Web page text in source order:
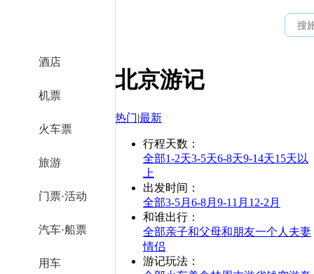
酒店
机票
火车票
旅游
门票·活动
汽车·船票
用车
北京游记
热门|最新
行程天数 ：
全部1-2天3-5天6-8天9-14天15天以
上
出发时间 ：
全部3-5月 6-8月 9-11月 12-2月
和谁出行 ：
全部亲子和父母和朋友一个人 夫妻
情侣
游记玩法 ：